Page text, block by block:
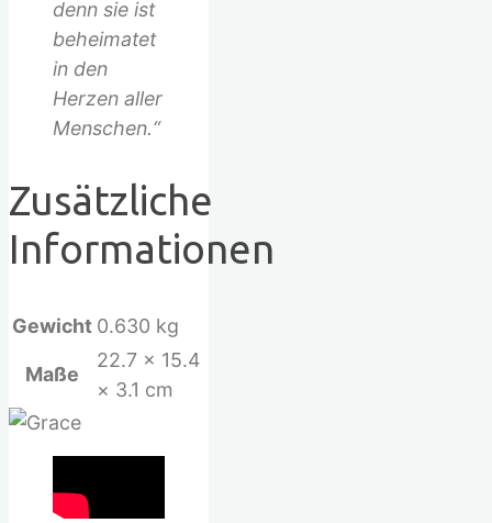
denn sie ist
beheimatet
in den
Herzen aller
Menschen.“
Zusätzliche
Informationen
Gewicht 0.630 kg
Maße
22.7 × 15.4
× 3.1 cm